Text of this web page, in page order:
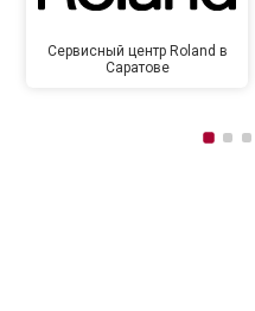
Сервисный центр Roland в
Саратове